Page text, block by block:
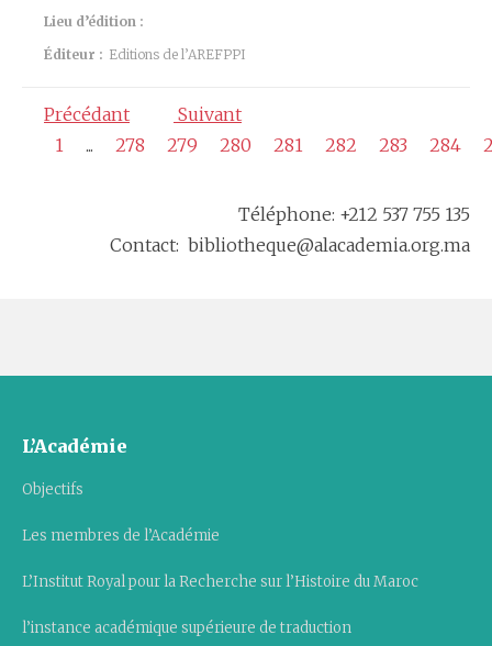
Lieu d’édition :
Éditeur : Editions de l’AREFPPI
Précédant
Suivant
1
... 278 279 280 281 282 283 284
Téléphone: +212 537 755 135
Contact: bibliotheque@alacademia.org.ma
L’Académie
Objectifs
Les membres de l’Académie
L’Institut Royal pour la Recherche sur l’Histoire du Maroc
l’instance académique supérieure de traduction